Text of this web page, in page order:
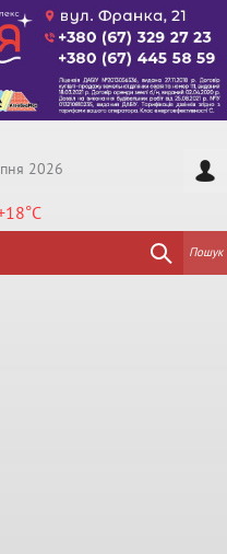
2026
C
Пошук